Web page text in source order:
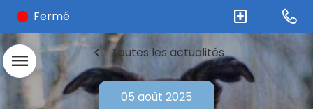
Fermé local_hospital
menu chevron_left Toutes les actualités
05 août 2025